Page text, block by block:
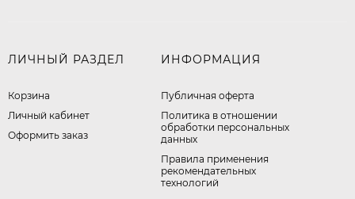
ЛИЧНЫЙ РАЗДЕЛ
Корзина
Личный кабинет
Оформить заказ
ИНФОРМАЦИЯ
Публичная оферта
​Политика в отношении
обработки персональных
данных
Правила применения
рекомендательных
технологий